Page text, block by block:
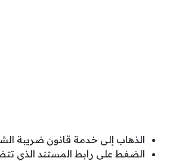
الذهاب إلى خدمة قانون ضريبة
الضغط على رابط المستند الذي